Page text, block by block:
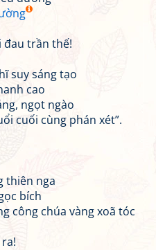
đau trần thế!
suy sáng tạo
cao
ngọt ngào
cuối cùng phán xét”.
thiên nga
bích
công chúa vàng xoã tóc